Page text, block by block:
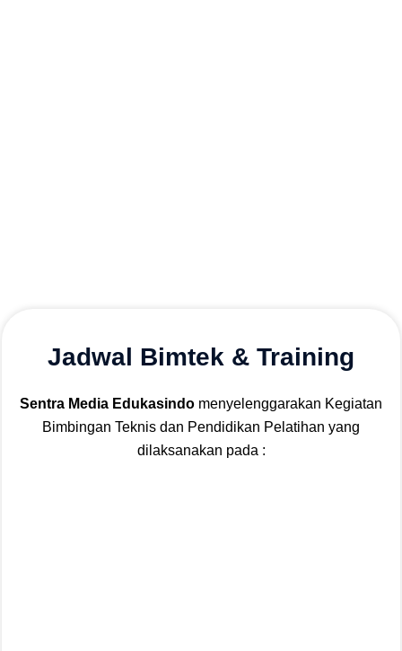
Jadwal Bimtek & Training
Sentra Media Edukasindo menyelenggarakan Kegiatan
Bimbingan Teknis dan Pendidikan Pelatihan yang
dilaksanakan pada :